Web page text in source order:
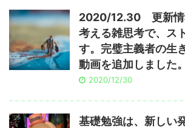
2020/12.30 更新情
考える雑思考で、ス
す。完璧主義者の生
動画を追加しました。
2020/12/30
基礎勉強は、新しい